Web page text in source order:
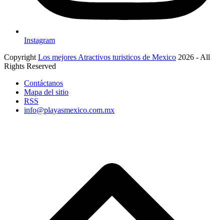
Instagram
Copyright Los mejores Atractivos turisticos de Mexico 2026 - All
Rights Reserved
Contáctanos
Mapa del sitio
RSS
info@playasmexico.com.mx